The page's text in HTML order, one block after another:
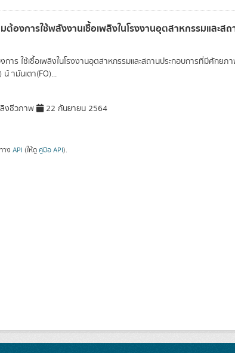
องการใช้พลังงานเชื้อเพลิงในโรงงานอุตสาหกรรมและส
าร ใช้เชื้อเพลิงในโรงงานอุตสาหกรรมและสถานประกอบการที่มีศักย
น้ ามันเตา(FO)...
งชีวภาพ 22 กันยายน 2564
าง API (ให้ดู คู่มือ API).